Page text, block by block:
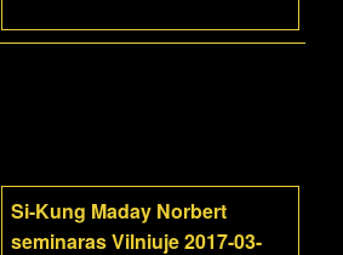
Si-Kung Maday Norbert
seminaras Vilniuje 2017-03-